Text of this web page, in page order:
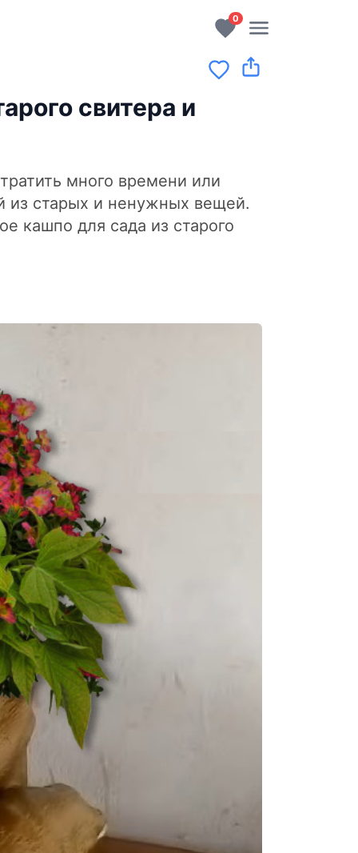
0
свитера и
много времени или
из старых и ненужных вещей.
кашпо для сада из старого